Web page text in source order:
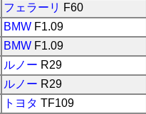
フェラーリ F60
BMW F1.09
BMW F1.09
ルノー R29
ルノー R29
トヨタ TF109